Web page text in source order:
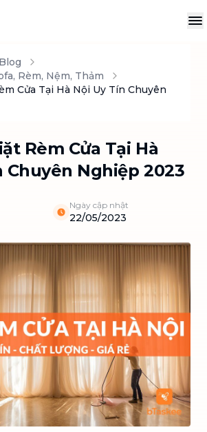
Blog
Rèm, Nệm, Thảm
Cửa Tại Hà Nội Uy Tín Chuyên
Rèm Cửa Tại Hà
Chuyên Nghiệp 2023
Ngày cập nhật
22/05/2023